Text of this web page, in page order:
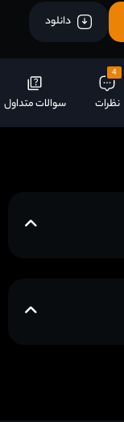
دانلود
4
نظرات سوالات متداول